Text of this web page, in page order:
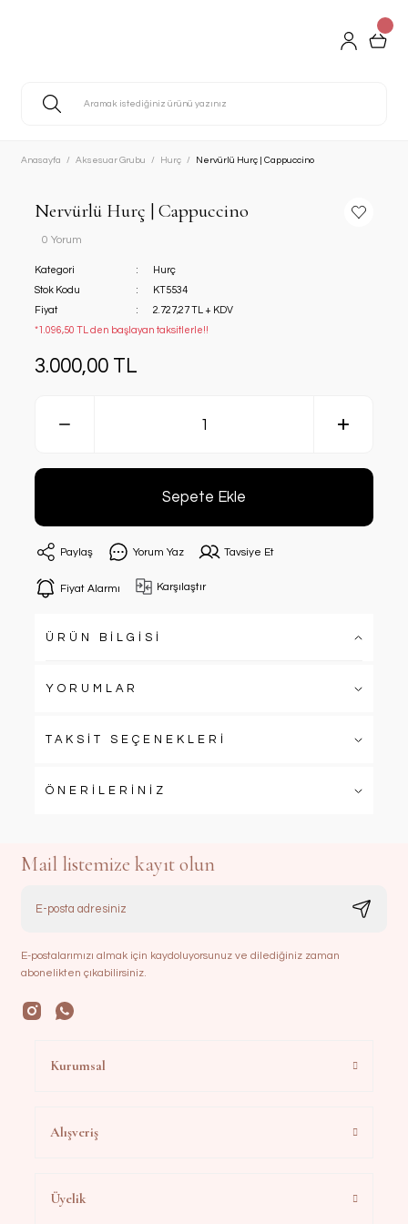
Anasayfa Aksesuar Grubu Hurç Nervürlü Hurç | Cappuccino
Nervürlü Hurç | Cappuccino
0 Yorum
Kategori
Hurç
Stok Kodu
KT5534
Fiyat
2.727,27 TL + KDV
*1.096,50 TL den başlayan taksitlerle!!
3.000,00 TL
Sepete Ekle
Paylaş Yorum Yaz Tavsiye Et
Fiyat Alarmı Karşılaştır
ÜRÜN BİLGİSİ
YORUMLAR
TAKSİT SEÇENEKLERİ
ÖNERİLERİNİZ
Mail listemize kayıt olun
E-postalarımızı almak için kaydoluyorsunuz ve dilediğiniz zaman
abonelikten çıkabilirsiniz.
Kurumsal
Alışveriş
Üyelik